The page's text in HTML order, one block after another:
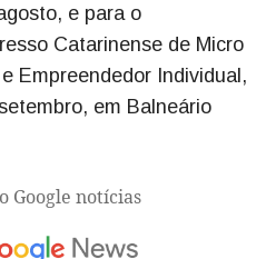
e para o
Catarinense de Micro
Empreendedor Individual,
em Balneário
Google notícias